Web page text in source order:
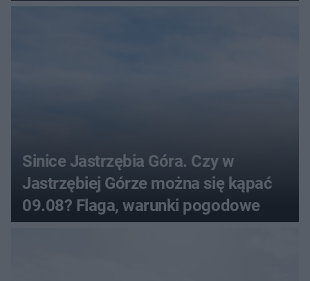
Sinice Jastrzębia Góra. Czy w
Jastrzębiej Górze można się kąpać
09.08? Flaga, warunki pogodowe